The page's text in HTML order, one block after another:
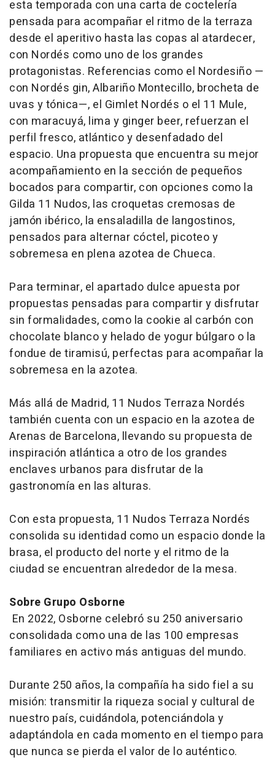
esta temporada con una carta de coctelería
pensada para acompañar el ritmo de la terraza
desde el aperitivo hasta las copas al atardecer,
con Nordés como uno de los grandes
protagonistas. Referencias como el Nordesiño —
con Nordés gin, Albariño Montecillo, brocheta de
uvas y tónica—, el Gimlet Nordés o el 11 Mule,
con maracuyá, lima y ginger beer, refuerzan el
perfil fresco, atlántico y desenfadado del
espacio. Una propuesta que encuentra su mejor
acompañamiento en la sección de pequeños
bocados para compartir, con opciones como la
Gilda 11 Nudos, las croquetas cremosas de
jamón ibérico, la ensaladilla de langostinos,
pensados para alternar cóctel, picoteo y
sobremesa en plena azotea de Chueca.
Para terminar, el apartado dulce apuesta por
propuestas pensadas para compartir y disfrutar
sin formalidades, como la cookie al carbón con
chocolate blanco y helado de yogur búlgaro o la
fondue de tiramisú, perfectas para acompañar la
sobremesa en la azotea.
Más allá de Madrid, 11 Nudos Terraza Nordés
también cuenta con un espacio en la azotea de
Arenas de Barcelona, llevando su propuesta de
inspiración atlántica a otro de los grandes
enclaves urbanos para disfrutar de la
gastronomía en las alturas.
Con esta propuesta, 11 Nudos Terraza Nordés
consolida su identidad como un espacio donde la
brasa, el producto del norte y el ritmo de la
ciudad se encuentran alrededor de la mesa.
Sobre Grupo Osborne
En 2022, Osborne celebró su 250 aniversario
consolidada como una de las 100 empresas
familiares en activo más antiguas del mundo.
Durante 250 años, la compañía ha sido fiel a su
misión: transmitir la riqueza social y cultural de
nuestro país, cuidándola, potenciándola y
adaptándola en cada momento en el tiempo para
que nunca se pierda el valor de lo auténtico.